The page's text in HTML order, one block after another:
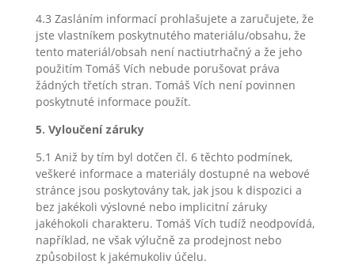
4.3 Zasláním informací prohlašujete a zaručujete, že
jste vlastníkem poskytnutého materiálu/obsahu, že
tento materiál/obsah není nactiutrhačný a že jeho
použitím Tomáš Vích nebude porušovat práva
žádných třetích stran. Tomáš Vích není povinnen
poskytnuté informace použít.
5. Vyloučení záruky
5.1 Aniž by tím byl dotčen čl. 6 těchto podmínek,
veškeré informace a materiály dostupné na webové
stránce jsou poskytovány tak, jak jsou k dispozici a
bez jakékoli výslovné nebo implicitní záruky
jakéhokoli charakteru. Tomáš Vích tudíž neodpovídá,
například, ne však výlučně za prodejnost nebo
způsobilost k jakémukoliv účelu.